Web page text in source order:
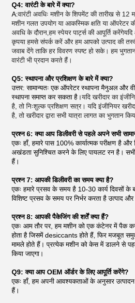
Q4: वारंटी के बारे में क्या?
A:वारंटी अवधिः मशीन के शिपमेंट की तारीख से 12
मशीन गलत उपयोग या आकस्मिक क्षति या ऑपरेटर
अवधि के दौरान,हम स्पेयर पार्ट्स की आपूर्ति
कृपया हमसे संपर्क करें और हम आपको उत्पाद की
जवाब देंगे ताकि हर विवरण स्पष्ट हो सके। हम
वारंटी भी प्रदान करते हैं।
Q5: स्थापना और प्रशिक्षण के बारे में क्या?
उत्तर: सामान्यतः एक ऑपरेटर स्थापना मैनुअल और
स्थापना समाप्त कर सकता है।यदि खरीदार का
है, तो निःशुल्क प्रशिक्षण सत्र। यदि इंजीनियर
है, तो खरीदार द्वारा सभी यात्रा लागत का भुगतान
प्रश्न 6: क्या आप डिलीवरी से पहले अपने सभी
एकः हाँ, हमारे पास 100% कार्यात्मक परीक्षण है
अखंडता सुनिश्चित करने के लिए पायलट रन है। सभी
हैं।
प्रश्न 7: आपकी डिलीवरी का समय क्या है?
एकः हमारे प्रसव के समय है 10-30 कार्य दिवसों के
विशिष्ट प्रसव के समय पर निर्भर करता है उत्पाद
प्रश्न 8: आपकी पैकेजिंग की शर्तें क्या हैं?
एकः आम तौर पर, हम मशीन को एक कंटेनर में पैक
होता है जिसमें desiccants होते हैं, फिर मजबूत
मामले होते हैं। प्रत्येक मशीन को केस में डालने से
किया जाएगा।
Q9: क्या आप OEM ऑर्डर के लिए आपूर्ति करेंगे?
एकः हाँ, हम अपनी आवश्यकताओं के अनुसार
हैं।